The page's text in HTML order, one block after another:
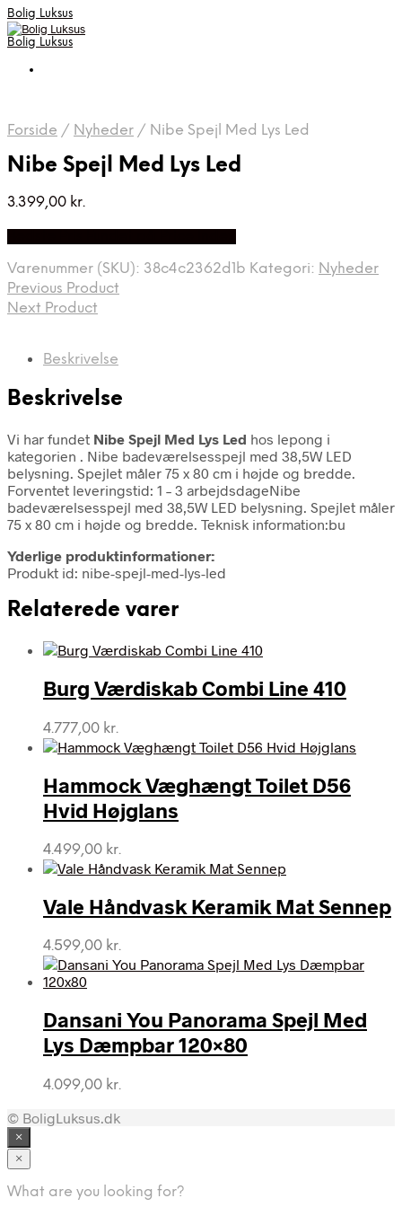
Bolig Luksus
Bolig Luksus
Forside / Nyheder / Nibe Spejl Med Lys Led
Nibe Spejl Med Lys Led
3.399,00 kr.
Varenummer (SKU): 38c4c2362d1b Kategori: Nyheder
Previous Product
Next Product
Beskrivelse
Beskrivelse
Vi har fundet Nibe Spejl Med Lys Led hos lepong i
kategorien . Nibe badeværelsesspejl med 38,5W LED
belysning. Spejlet måler 75 x 80 cm i højde og bredde.
Forventet leveringstid: 1 – 3 arbejdsdageNibe
badeværelsesspejl med 38,5W LED belysning. Spejlet måler
75 x 80 cm i højde og bredde. Teknisk information:bu
Yderlige produktinformationer:
Produkt id: nibe-spejl-med-lys-led
Relaterede varer
Burg Værdiskab Combi Line 410
4.777,00 kr.
Hammock Væghængt Toilet D56
Hvid Højglans
4.499,00 kr.
Vale Håndvask Keramik Mat Sennep
4.599,00 kr.
Dansani You Panorama Spejl Med
Lys Dæmpbar 120×80
4.099,00 kr.
© BoligLuksus.dk
×
×
What are you looking for?